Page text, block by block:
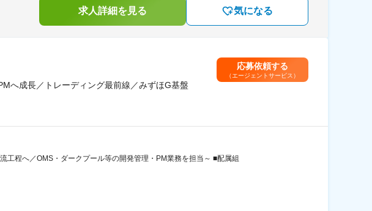
求人詳細を見る 気になる
へ成長／トレーディング最前線／みずほG基盤
応募依頼する
（エージェントサービス）
工程へ／OMS・ダークプール等の開発管理・PM業務を担当～ ■配属組